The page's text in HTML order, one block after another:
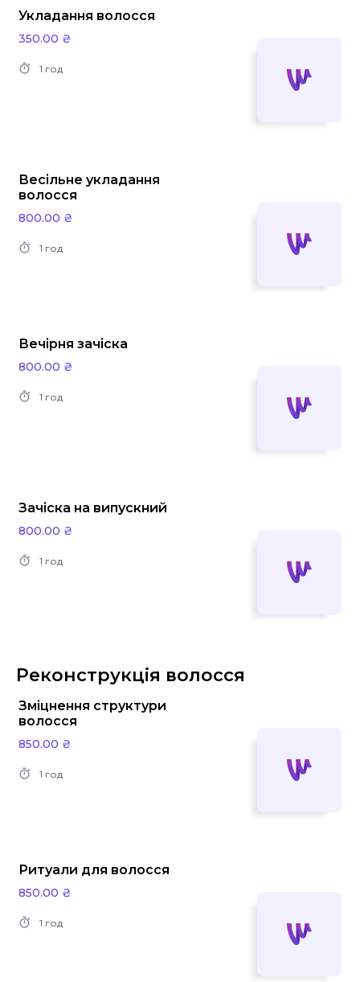
Укладання волосся
350.00 ₴
1 год
Весільне укладання
волосся
800.00 ₴
1 год
Вечірня зачіска
800.00 ₴
1 год
Зачіска на випускний
800.00 ₴
1 год
Реконструкція волосся
Зміцнення структури
волосся
850.00 ₴
1 год
Ритуали для волосся
850.00 ₴
1 год